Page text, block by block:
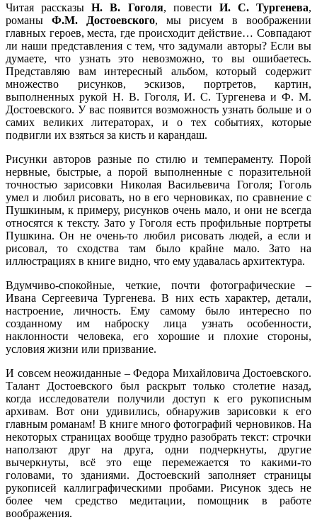
Читая рассказыН. В. Гоголя, повести И. С. Тургенева,
романы Ф.М. Достоевского, мы рисуем в воображении
главных героев, места, где происходит действие… Совпадают
ли наши представления с тем, что задумали авторы? Если вы
думаете, что узнать это невозможно, то вы ошибаетесь.
Представляю вам интересный альбом, который содержит
множество рисунков, эскизов, портретов, картин,
выполненных рукой Н. В. Гоголя, И. С. Тургенева и Ф. М.
Достоевского. У вас появится возможность узнать больше и о
самих великих литераторах, и о тех событиях, которые
подвигли их взяться за кисть и карандаш.
Рисунки авторов разные по стилю и темпераменту. Порой
нервные, быстрые, а порой выполненные с поразительной
точностью зарисовки Николая Васильевича Гоголя; Гоголь
умел и любил рисовать, но в его черновиках, по сравнение с
Пушкиным, к примеру, рисунков очень мало, и они не всегда
относятся к тексту. Зато у Гоголя есть профильные портреты
Пушкина. Он не очень-то любил рисовать людей, а если и
рисовал, то сходства там было крайне мало. Зато на
иллюстрациях в книге видно, что ему удавалась архитектура.
Вдумчиво-спокойные, четкие, почти фотографические –
Ивана Сергеевича Тургенева. В них есть характер, детали,
настроение, личность. Ему самому было интересно по
созданному им наброску лица узнать особенности,
наклонности человека, его хорошие и плохие стороны,
условия жизни или призвание.
И совсем неожиданные – Федора Михайловича Достоевского.
Талант Достоевского был раскрыт только столетие назад,
когда исследователи получили доступ к его рукописным
архивам. Вот они удивились, обнаружив зарисовки к его
главным романам! В книге много фотографий черновиков. На
некоторых страницах вообще трудно разобрать текст: строчки
наползают друг на друга, одни подчеркнуты, другие
вычеркнуты, всё это еще перемежается то какими-то
головами, то зданиями. Достоевский заполняет страницы
рукописей каллиграфическими пробами. Рисунок здесь не
более чем средство медитации, помощник в работе
воображения.